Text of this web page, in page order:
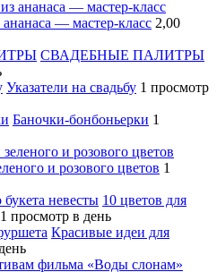
— мастер-класс 2,00
СВАДЕБНЫЕ ПАЛИТРЫ
Указатели на свадьбу 1 просмотр
Баночки-бонбоньерки 1
и розового цветов 1
10 цветов для
1 просмотр в день
Красивые идеи для